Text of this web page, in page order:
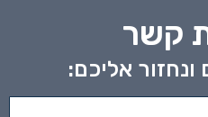
קשר
אליכם: